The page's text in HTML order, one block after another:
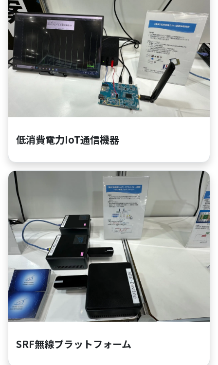
低消費電力IoT通信機器
SRF無線プラットフォーム